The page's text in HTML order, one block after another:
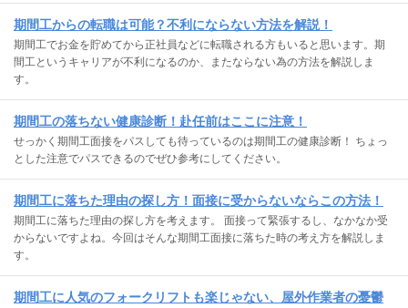
期間工からの転職は可能？不利にならない方法を解説！
期間工でお金を貯めてから正社員などに転職される方もいると思います。期
間工というキャリアが不利になるのか、またならない為の方法を解説しま
す。
期間工の落ちない健康診断！赴任前はここに注意！
せっかく期間工面接をパスしても待っているのは期間工の健康診断！ ちょっ
とした注意でパスできるのでぜひ参考にしてください。
期間工に落ちた理由の探し方！面接に受からないならこの方法！
期間工に落ちた理由の探し方を考えます。 面接って緊張するし、なかなか受
からないですよね。今回はそんな期間工面接に落ちた時の考え方を解説しま
す。
期間工に人気のフォークリフトも楽じゃない、屋外作業者の憂鬱